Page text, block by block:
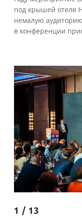
под крышей отеля
немалую
в конференции
1 / 13